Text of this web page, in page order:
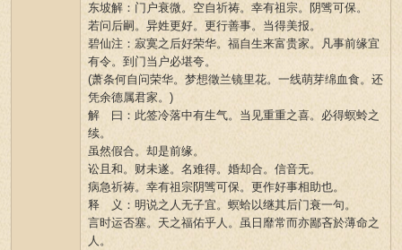
东坡解：门户衰微。空自祈祷。幸有祖宗。阴骘可保。
若问后嗣。异姓更好。更行善事。当得美报。
碧仙注：寂寞之后好荣华。福自生来富贵家。凡事前缘宜
有令。到门当户必堪夸。
(萧条何自问荣华。梦想徵兰镜里花。一线萌芽绵血食。还
凭余德属君家。)
解 曰：此签冷落中有生气。当见重重之喜。必得螟蛉之
续。
虽然假合。却是前缘。
讼且和。财未遂。名难得。婚却合。信音无。
病急祈祷。幸有祖宗阴骘可保。更作好事相助也。
释 义：明说之人无子宜。螟蛤以继其后门衰一句。
言时运否塞。天之福佑乎人。虽日靡常而亦鄙吝於薄命之
人。